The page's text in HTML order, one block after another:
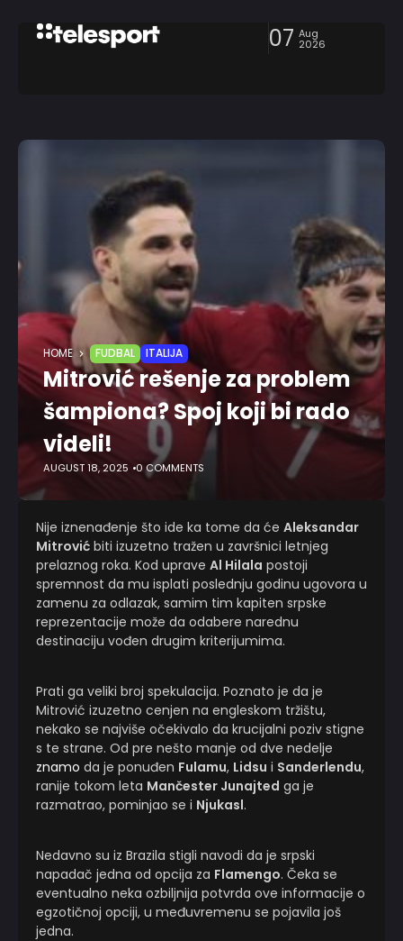
07 Aug
2026
HOME FUDBAL ITALIJA
Mitrović rešenje za problem
šampiona? Spoj koji bi rado
videli!
AUGUST 18, 2025 0 COMMENTS
Nije iznenađenje što ide ka tome da će Aleksandar
Mitrović biti izuzetno tražen u završnici letnjeg
prelaznog roka. Kod uprave Al Hilala postoji
spremnost da mu isplati poslednju godinu ugovora u
zamenu za odlazak, samim tim kapiten srpske
reprezentacije može da odabere narednu
destinaciju vođen drugim kriterijumima.
Prati ga veliki broj spekulacija. Poznato je da je
Mitrović izuzetno cenjen na engleskom tržištu,
nekako se najviše očekivalo da krucijalni poziv stigne
s te strane. Od pre nešto manje od dve nedelje
znamo da je ponuđen Fulamu, Lidsu i Sanderlendu,
ranije tokom leta Mančester Junajted ga je
razmatrao, pominjao se i Njukasl.
Nedavno su iz Brazila stigli navodi da je srpski
napadač jedna od opcija za Flamengo. Čeka se
eventualno neka ozbiljnija potvrda ove informacije o
egzotičnoj opciji, u međuvremenu se pojavila još
jedna.